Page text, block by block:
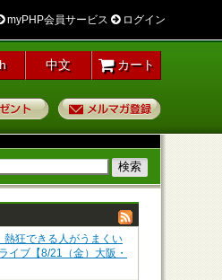
myPHP会員サービス ログイン
中文 カート
プレゼント
狂できる人がうまくい
イブ【8/21（金）大阪・